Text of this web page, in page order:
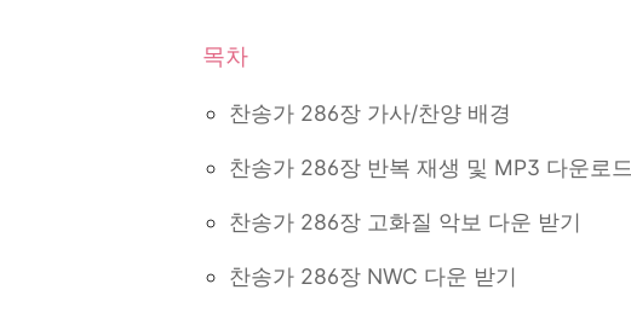
찬송가 286장 가사/찬양 배경
찬송가 286장 반복 재생 및 MP3 다운로드
찬송가 286장 고화질 악보 다운 받기
찬송가 286장 NWC 다운 받기